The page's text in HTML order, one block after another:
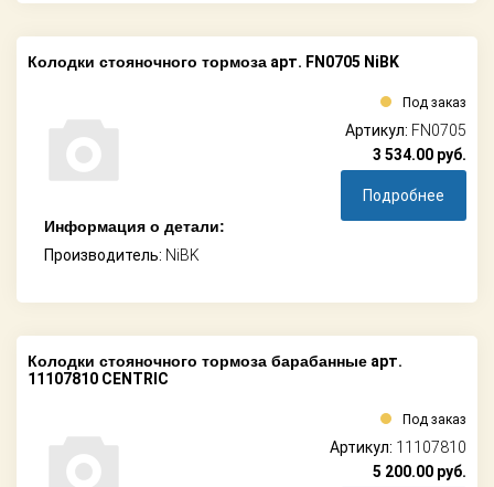
Колодки стояночного тормоза арт. FN0705 NiBK
Информация о детали:
Производитель: NiBK
Под заказ
Артикул: FN0705
3 534.00 руб.
Подробнее
Колодки стояночного тормоза барабанные арт.
11107810 CENTRIC
Под заказ
Артикул: 11107810
5 200.00 руб.